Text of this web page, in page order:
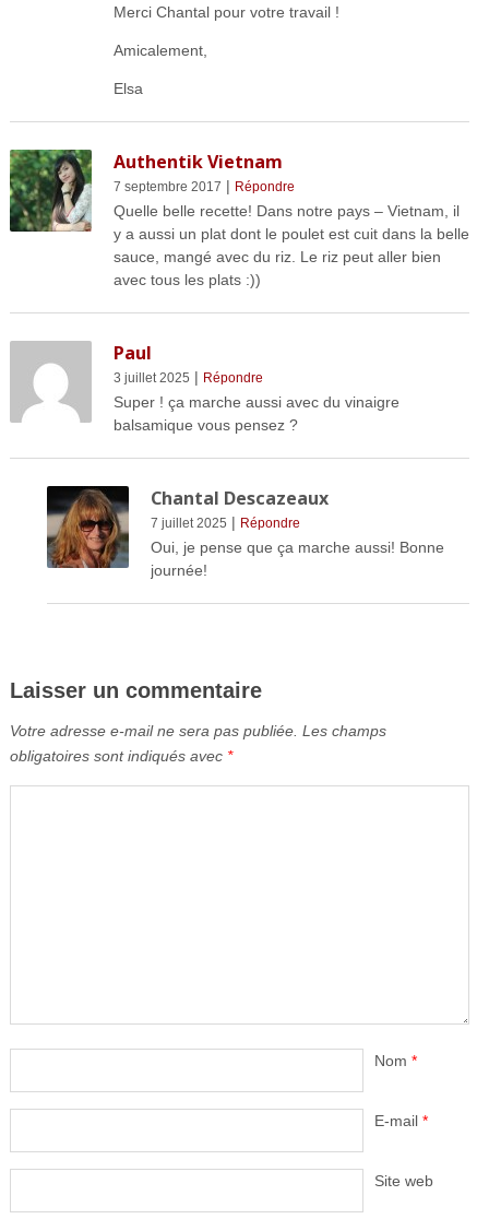
Merci Chantal pour votre travail !
Amicalement,
Elsa
Authentik Vietnam
7 septembre 2017 | Répondre
Quelle belle recette! Dans notre pays – Vietnam, il
y a aussi un plat dont le poulet est cuit dans la belle
sauce, mangé avec du riz. Le riz peut aller bien
avec tous les plats :))
Paul
3 juillet 2025 | Répondre
Super ! ça marche aussi avec du vinaigre
balsamique vous pensez ?
Chantal Descazeaux
7 juillet 2025 | Répondre
Oui, je pense que ça marche aussi! Bonne
journée!
Laisser un commentaire
Votre adresse e-mail ne sera pas publiée. Les champs
obligatoires sont indiqués avec *
Nom *
E-mail *
Site web